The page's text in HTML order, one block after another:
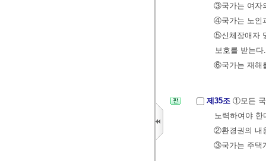
③국가는 여자
④국가는 노인
⑤신체장애자
보호를 받는다.
⑥국가는 재해
제35조 ①모든 국
노력하여야 한
②환경권의 내
③국가는 주택